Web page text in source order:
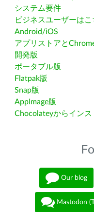
システム要件
ビジネスユーザーはこ
Android/iOS
アプリストアと
開発版
ポータブル版
Flatpak版
Snap版
AppImage版
Chocolateyからインス
Our blog
Mastodon